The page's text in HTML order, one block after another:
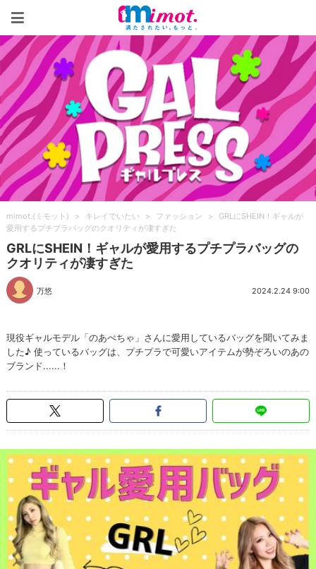
mimot.(ミモット) > キレイでいたい > ファッション >
GRLにSHEIN！ギャルが
愛用するプチプラバッグのクオリティが凄すぎた
GRLにSHEIN！ギャルが愛用するプチプラバッグの
クオリティが凄すぎた
万悠 2024.2.24 9:00
現役ギャルモデル「のあぺちゃ」さんに愛用しているバッグを聞いてみま
した♪ 使っているバッグは、プチプラで可愛いアイテムが勢ぞろいのあの
ブランド......！